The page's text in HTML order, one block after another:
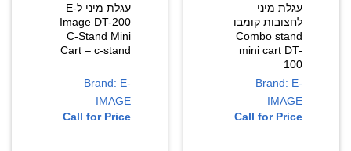
עגלת מיני
לחצובות קומבו –
Combo stand
mini cart DT-
100
Brand: E-
IMAGE
Call for Price
עגלת מיני לE-
Image DT-200
C-Stand Mini
Cart – c-stand
Brand: E-
IMAGE
Call for Price